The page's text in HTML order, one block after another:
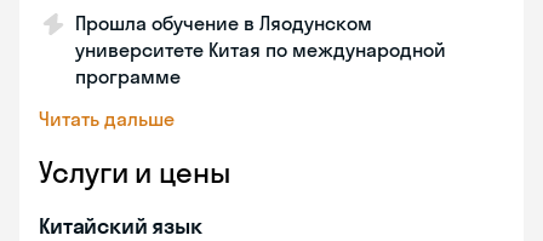
Прошла обучение в Ляодунском
университете Китая по международной
программе
Читать дальше
Услуги и цены
Китайский язык